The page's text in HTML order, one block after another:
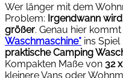
Wer länger mit dem
Problem: Irgendwann
größer. Genau hier
Waschmaschine* ins Spiel
praktische Camping
Kompakten Maße von 32
kleinere Vans oder